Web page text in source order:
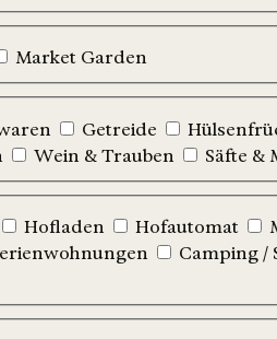
Market Garden
Getreide
Wein & Trauben Säfte &
Hofladen Hofautomat
Camping /